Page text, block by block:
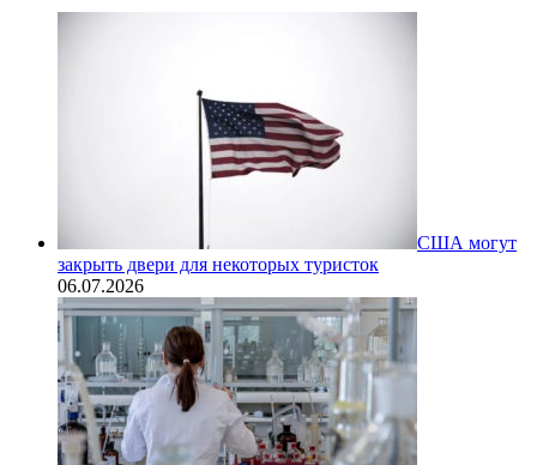
США могут
закрыть двери для некоторых туристок
06.07.2026